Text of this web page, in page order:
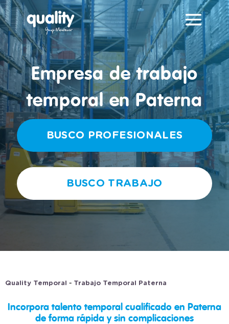
Reproductor
de
vídeo
Empresa de trabajo
temporal en Paterna
BUSCO PROFESIONALES
BUSCO TRABAJO
Quality Temporal - Trabajo Temporal Paterna
Incorpora talento temporal cualificado en Paterna
de forma rápida y sin complicaciones